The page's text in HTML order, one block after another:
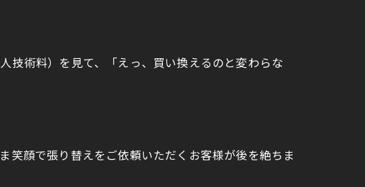
技術料）を見て、「えっ、買い換えるのと変わらな
笑顔で張り替えをご依頼いただくお客様が後を絶ちま